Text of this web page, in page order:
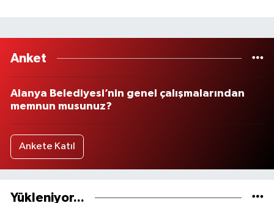
Anket
Alanya Belediyesi’nin genel çalışmalarından
memnun musunuz?
Ankete Katıl
Yükleniyor...